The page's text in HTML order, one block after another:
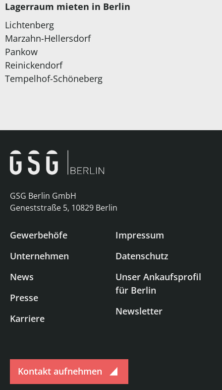
Lagerraum mieten in Berlin
Lichtenberg
Marzahn-Hellersdorf
Pankow
Reinickendorf
Tempelhof-Schöneberg
GSG Berlin GmbH
Geneststraße 5, 10829 Berlin
Gewerbehöfe
Unternehmen
News
Presse
Karriere
Impressum
Datenschutz
Unser Ankaufsprofil
für Berlin
Newsletter
Kontakt aufnehmen